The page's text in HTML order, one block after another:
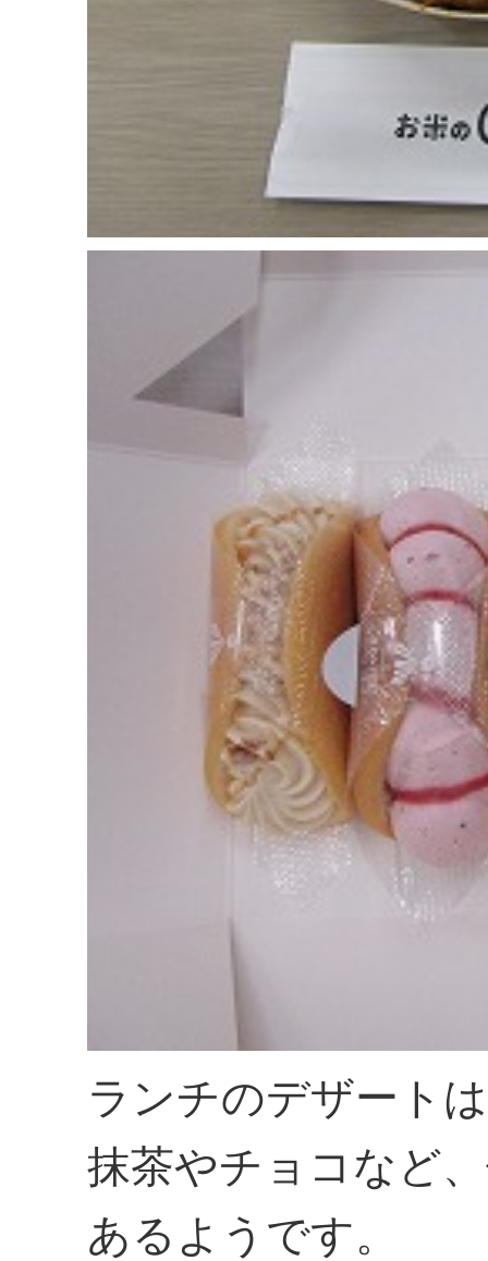
ランチのデザート
抹茶やチョコなど
あるようです。